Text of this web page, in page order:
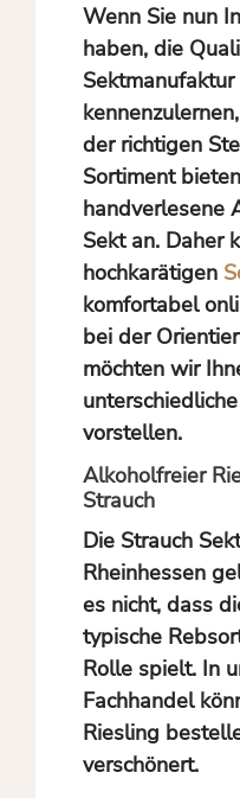
Wenn Sie nun
haben, die
der richtigen
Sortiment
handverlesene
Sekt an. Daher
hochkarätigen
komfortabel
bei der
möchten wir
vorstellen.
Alkoholfreier
Strauch
Die Strauch
Rheinhessen
es nicht, dass
typische
Rolle spielt. In
Fachhandel
Riesling
verschönert.